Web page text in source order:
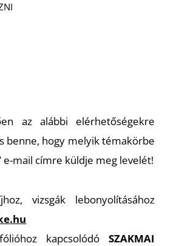
az alábbi elérhetőségekre
benne, hogy melyik témakörbe
e-mail címre küldje meg levelét!
vizsgák lebonyolításához
kapcsolódóSZAKMAI